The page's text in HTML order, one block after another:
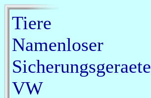
Tiere
Namenloser
Sicherungsgeraete
VW